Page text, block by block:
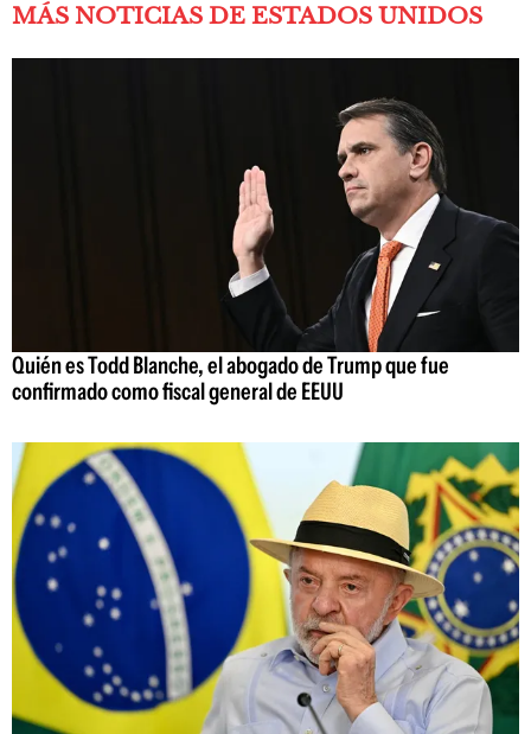
MÁS NOTICIAS DE ESTADOS UNIDOS
Quién es Todd Blanche, el abogado de Trump que fue
confirmado como fiscal general de EEUU